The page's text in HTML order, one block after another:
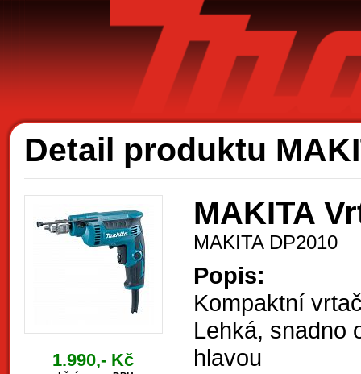
Detail produktu
1.990,- Kč
MAKITA
MAKITA DP2010
Popis:
Kompaktní
Lehká, snadno
hlavou